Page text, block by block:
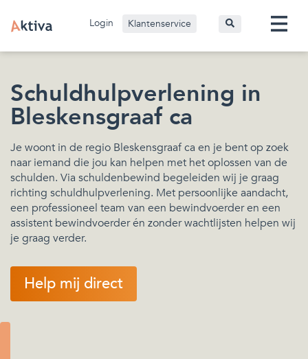
Login Klantenservice
Schuldhulpverlening in
Bleskensgraaf ca
Je woont in de regio Bleskensgraaf ca en je bent op zoek
naar iemand die jou kan helpen met het oplossen van de
schulden. Via schuldenbewind begeleiden wij je graag
richting schuldhulpverlening. Met persoonlijke aandacht,
een professioneel team van een bewindvoerder en een
assistent bewindvoerder én zonder wachtlijsten helpen wij
je graag verder.
Help mij direct